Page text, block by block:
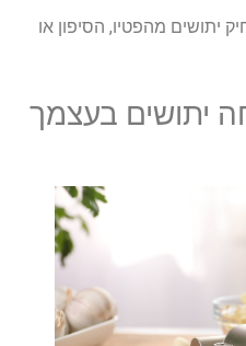
יתושים מהפטיו, הסיפון או
יתושים בעצמך